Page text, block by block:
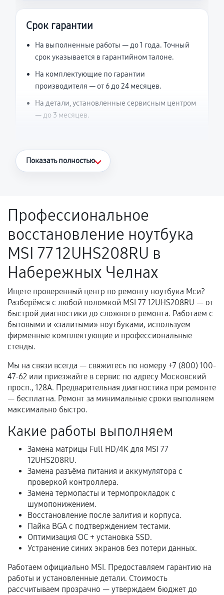
Срок гарантии
На выполненные работы — до 1 года. Точный
срок указывается в гарантийном талоне.
На комплектующие по гарантии
производителя — от 6 до 24 месяцев.
На детали, установленные сервисным центром
— до 3 месяцев.
Что считается гарантийным случаем
Поломка установленной детали при
нормальной эксплуатации в течение
гарантийного срока.
Несоответствие комплектующей заявленным
техническим характеристикам.
Документы для подтверждения
гарантии
Акт выполненных работ с датой, перечнем
услуг и сроком гарантии.
Документы на установленные комплектующие
и кассовый чек.
Расширенная гарантия
В некоторых случаях возможно оформление
расширенной гарантии. Стоимость, сроки и
условия продления согласовываются отдельно и
фиксируются в документах.
Когда гарантия не действует
Нарушение правил эксплуатации,
механические повреждения, попадание влаги,
перегрев, коррозия.
Показать полностью
Профессиональное
восстановление ноутбука
MSI 77 12UHS208RU в
Набережных Челнах
Ищете проверенный центр по ремонту ноутбука Мси?
Разберёмся с любой поломкой MSI 77 12UHS208RU — от
быстрой диагностики до сложного ремонта. Работаем с
бытовыми и «залитыми» ноутбуками, используем
фирменные комплектующие и профессиональные
стенды.
Мы на связи всегда — свяжитесь по номеру +7 (800) 100-
47-62 или приезжайте в сервис по адресу Московский
просп., 128А. Предварительная диагностика при ремонте
— бесплатна. Ремонт за минимальные сроки выполняем
максимально быстро.
Какие работы выполняем
Замена матрицы Full HD/4K для MSI 77
12UHS208RU.
Замена разъёма питания и аккумулятора с
проверкой контроллера.
Замена термопасты и термопрокладок с
шумопонижением.
Восстановление после залития и корпуса.
Пайка BGA с подтверждением тестами.
Оптимизация ОС + установка SSD.
Устранение синих экранов без потери данных.
Работаем официально MSI. Предоставляем гарантию на
работы и установленные детали. Стоимость
рассчитываем прозрачно — утверждаем бюджет до